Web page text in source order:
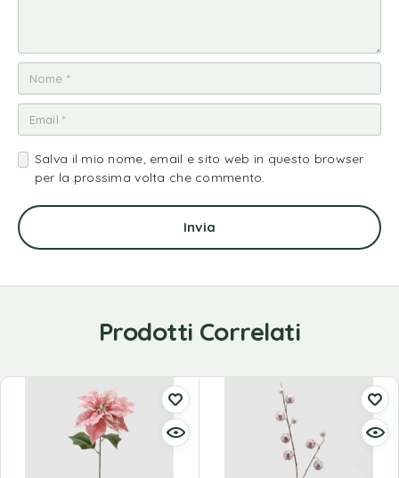
Salva il mio nome, email e sito web in questo browser
per la prossima volta che commento.
Prodotti Correlati